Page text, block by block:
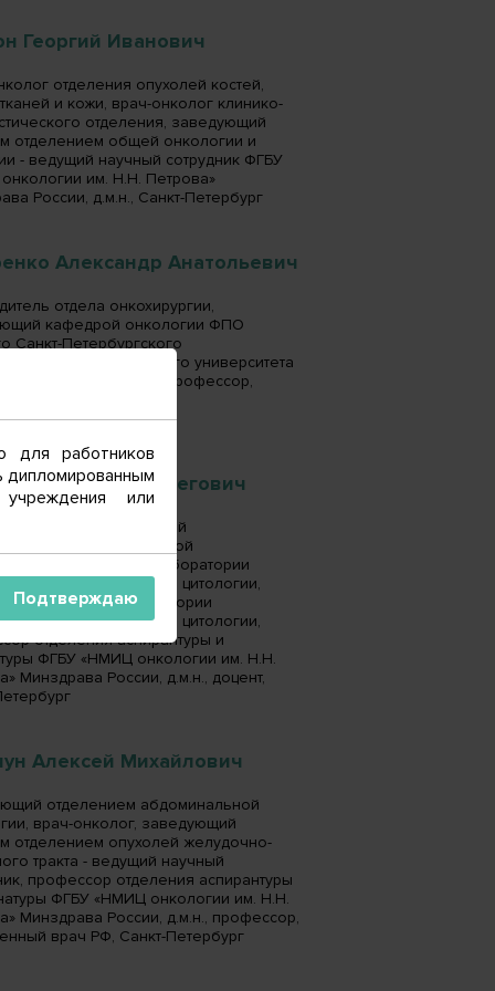
Георгий Иванович
отделения опухолей костей,
и кожи, врач-онколог клинико-
отделения, заведующий
отделением общей онкологии и
- ведущий научный сотрудник ФГБУ
им. Н.Н. Петрова»
России, д.м.н., Санкт-Петербург
Александр Анатольевич
отдела онкохирургии,
кафедрой онкологии ФПО
Санкт-Петербургского
медицинского университета
И.П. Павлова, д.м.н., профессор,
Александр Олегович
секретарь, заведующий
врач клинической
диагностики лаборатории
морфологии и цитологии,
лаборатории
морфологии и цитологии,
отделения аспирантуры и
ФГБУ «НМИЦ онкологии им. Н.Н.
Минздрава России, д.м.н., доцент,
Алексей Михайлович
отделением абдоминальной
врач-онколог, заведующий
отделением опухолей желудочно-
тракта - ведущий научный
профессор отделения аспирантуры
ФГБУ «НМИЦ онкологии им. Н.Н.
Минздрава России, д.м.н., профессор,
врач РФ, Санкт-Петербург
для работников
дипломированным
учреждения или
Подтверждаю